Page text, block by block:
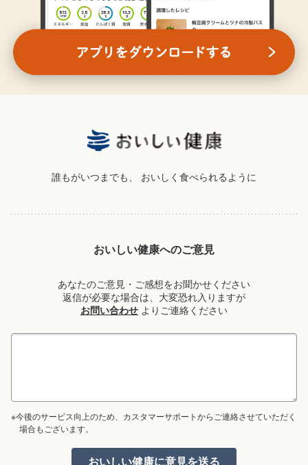
誰もがいつまでも、 おいしく食べられるように
おいしい健康へのご意見
あなたのご意見・ご感想をお聞かせください
返信が必要な場合は、大変恐れ入りますが
お問い合わせ よりご連絡ください
※今後のサービス向上のため、カスタマーサポートからご連絡させていただく
場合もございます。